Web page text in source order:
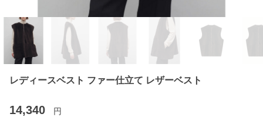
レディースベスト ファー仕立て レザーベスト
14,340 円